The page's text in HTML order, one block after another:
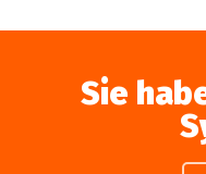
Sie